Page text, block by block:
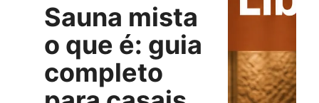
Sauna mista
o que é: guia
completo